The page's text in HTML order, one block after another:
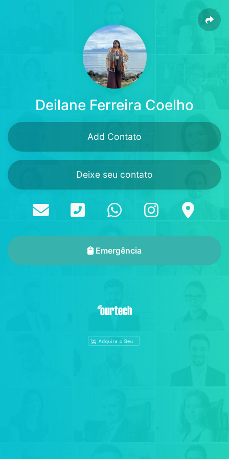
Deilane Ferreira Coelho
Add Contato
Deixe seu contato
Emergência